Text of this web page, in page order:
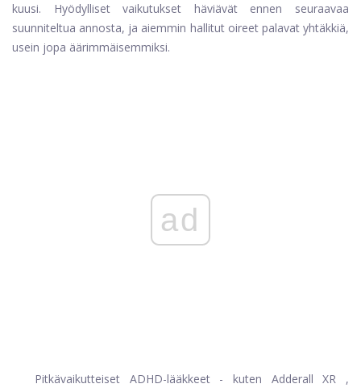
kuusi. Hyödylliset vaikutukset häviävät ennen seuraavaa
suunniteltua annosta, ja aiemmin hallitut oireet palavat yhtäkkiä,
usein jopa äärimmäisemmiksi.
ad
Pitkävaikutteiset ADHD-lääkkeet - kuten Adderall XR
,